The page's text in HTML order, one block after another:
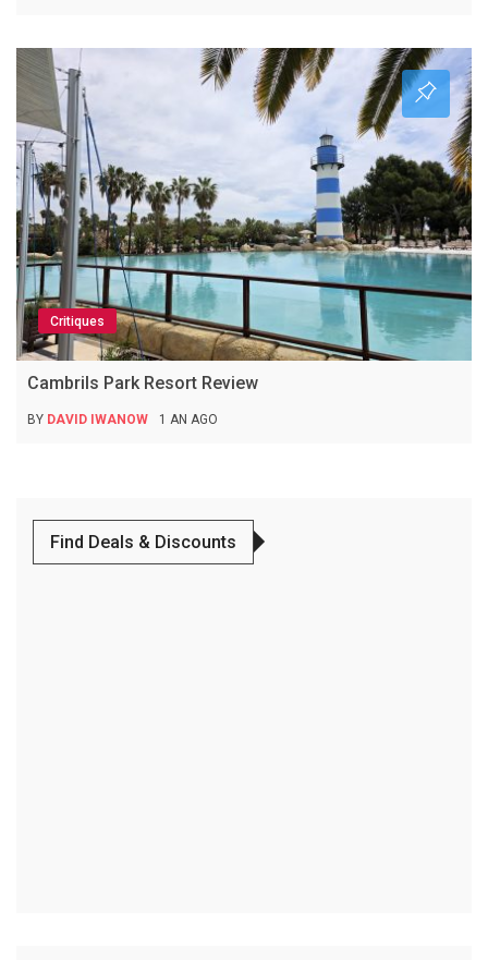
Critiques
Cambrils Park Resort Review
BY DAVID IWANOW 1 AN AGO
Find Deals & Discounts